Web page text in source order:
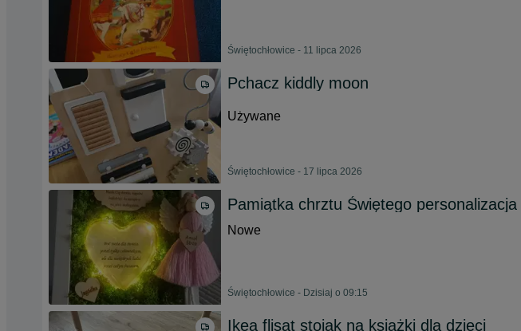
Świętochłowice - 11 lipca 2026
Pchacz kiddly moon
Używane
Świętochłowice - 17 lipca 2026
Pamiątka chrztu Świętego personalizacja
Nowe
Świętochłowice - Dzisiaj o 09:15
Ikea flisat stojak na książki dla dzieci